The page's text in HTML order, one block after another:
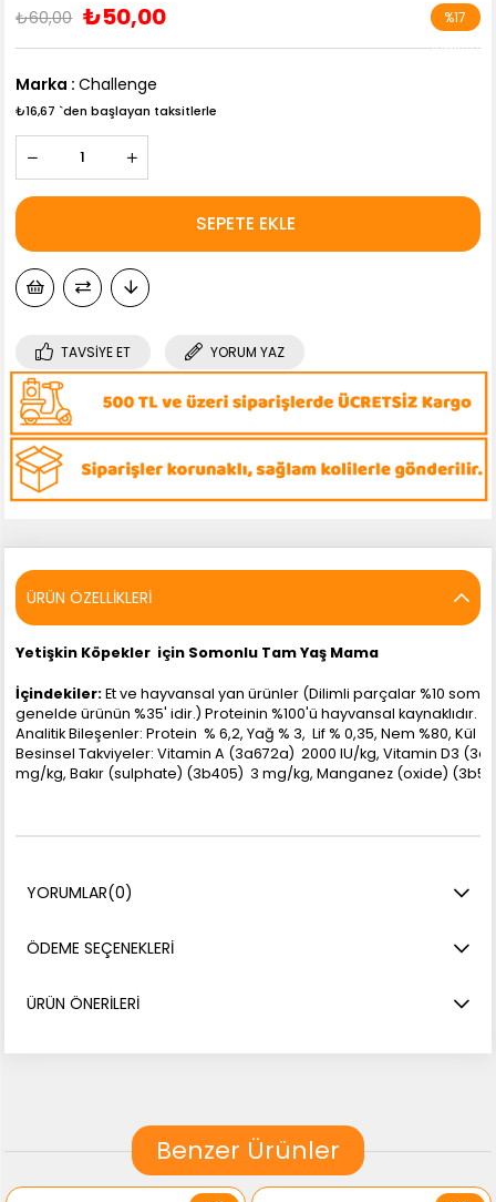
₺60,00 ₺50,00 %17
İndirim
Marka : Challenge
₺16,67 `den başlayan taksitlerle
TAVSIYE ET YORUM YAZ
ÜRÜN ÖZELLIKLERI
Yetişkin Köpekler için Somonlu Tam Yaş Mama
İçindekiler: Et ve hayvansal yan ürünler (Dilimli parçalar %10
genelde ürünün %35' idir.) Proteinin %100'ü hayvansal kaynaklıdır.
Analitik Bileşenler: Protein % 6,2, Yağ % 3, Lif % 0,35, Nem %80, Kül
Besinsel Takviyeler: Vitamin A (3a672a) 2000 IU/kg, Vitamin D3
mg/kg, Bakır (sulphate) (3b405) 3 mg/kg, Manganez (oxide)
YORUMLAR(0)
ÖDEME SEÇENEKLERI
ÜRÜN ÖNERILERI
Benzer Ürünler